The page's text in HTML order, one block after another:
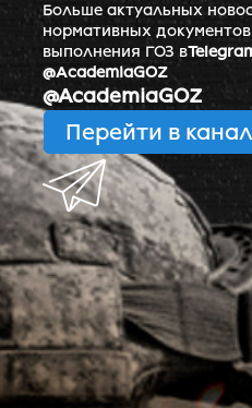
Больше актуальных
нормативных
выполнения ГОЗ в
@AcademiaGOZ
@AcademiaGOZ
Перейти в канал